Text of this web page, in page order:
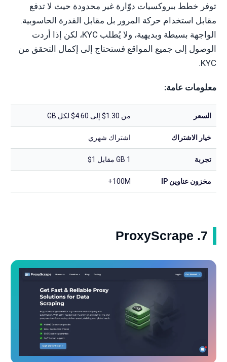
توفر خطط ببروكسيات دوّارة غير محدودة حيث لا تدفع
مقابل استخدام حركة المرور بل مقابل القدرة الحاسوبية.
الواجهة بسيطة وبديهية، ولا يُطلب KYC، لكن إذا أردت
الوصول إلى جميع المواقع فستحتاج إلى إكمال التحقق من
KYC.
معلومات عامة:
السعر من 1.30$ إلى 4.60$ لكل GB
خيار الاشتراك اشتراك شهري
تجربة 1 GB مقابل 1$
مخزون عناوين IP 100M+
7. ProxyScrape